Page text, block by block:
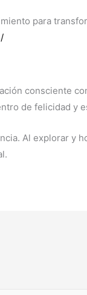
para
consciente
de felicidad y
Al explorar y